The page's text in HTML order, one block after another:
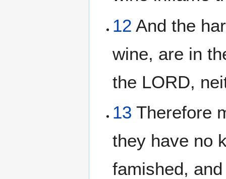
12 And the
wine, are in
the LORD,
13 Therefore
they have no
famished,